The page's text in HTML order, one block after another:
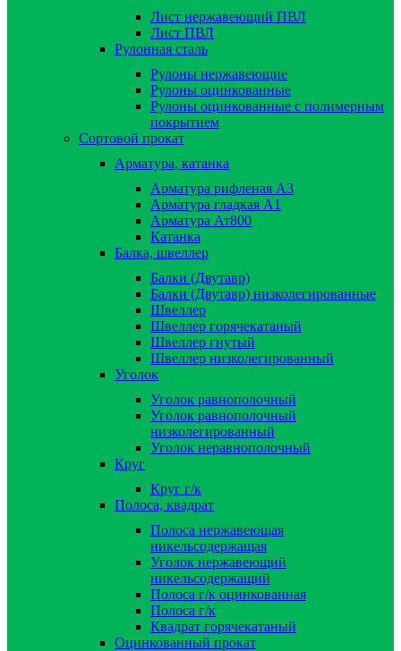
Лист нержавеющий ПВЛ
Лист ПВЛ
Рулонная сталь
Рулоны нержавеющие
Рулоны оцинкованные
Рулоны оцинкованные с полимерным
покрытием
Сортовой прокат
Арматура, катанка
Арматура рифленая А3
Арматура гладкая А1
Арматура Ат800
Катанка
Балка, швеллер
Балки (Двутавр)
Балки (Двутавр) низколегированные
Швеллер
Швеллер горячекатаный
Швеллер гнутый
Швеллер низколегированный
Уголок
Уголок равнополочный
Уголок равнополочный
низколегированный
Уголок неравнополочный
Круг
Круг г/к
Полоса, квадрат
Полоса нержавеющая
никельсодержащая
Уголок нержавеющий
никельсодержащий
Полоса г/к оцинкованная
Полоса г/к
Квадрат горячекатаный
Оцинкованный прокат